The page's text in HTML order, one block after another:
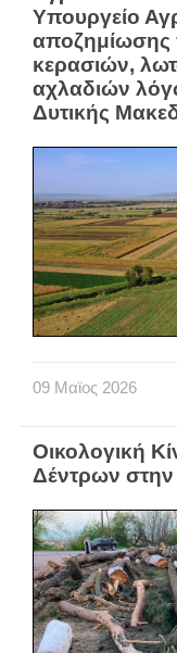
Υπουργείο
κερασιών,
αχλαδιών
Δυτικής
09 Μαϊος 2026
Οικολογική
Δέντρων